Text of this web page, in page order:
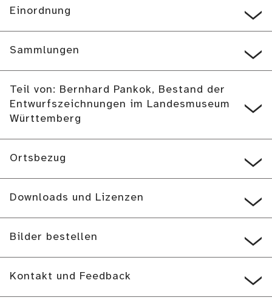
Einordnung
Sammlungen
Teil von: Bernhard Pankok, Bestand der
Entwurfszeichnungen im Landesmuseum
Württemberg
Ortsbezug
Downloads und Lizenzen
Bilder bestellen
Kontakt und Feedback